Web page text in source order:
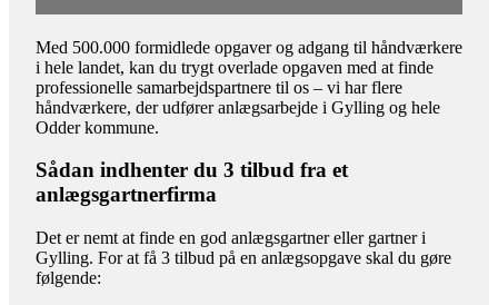
Med 500.000 formidlede opgaver og adgang til håndværkere
i hele landet, kan du trygt overlade opgaven med at finde
professionelle samarbejdspartnere til os – vi har flere
håndværkere, der udfører anlægsarbejde i Gylling og hele
Odder kommune.
Sådan indhenter du 3 tilbud fra et
anlægsgartnerfirma
Det er nemt at finde en god anlægsgartner eller gartner i
Gylling. For at få 3 tilbud på en anlægsopgave skal du gøre
følgende: